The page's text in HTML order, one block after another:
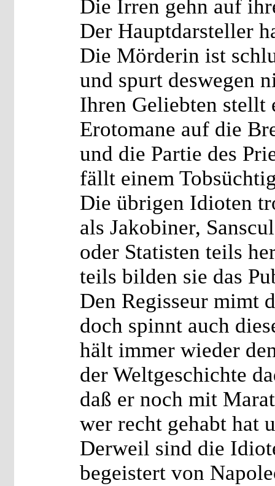
Die Irren gehn auf
Der Hauptdarsteller
Die Mörderin ist
und spurt deswegen
Ihren Geliebten stellt
Erotomane auf die
und die Partie des
fällt einem
Die übrigen Idioten
als Jakobiner,
oder Statisten teils
teils bilden sie das
Den Regisseur mimt
doch spinnt auch
hält immer wieder
der Weltgeschichte
daß er noch mit
wer recht gehabt hat
Derweil sind die
begeistert von